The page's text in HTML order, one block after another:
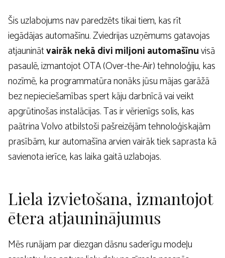
Šis uzlabojums nav paredzēts tikai tiem, kas rīt
iegādājas automašīnu. Zviedrijas uzņēmums gatavojas
atjauninātvairāk nekā divi miljoni automašīnuvisā
pasaulē, izmantojot OTA (Over-the-Air) tehnoloģiju, kas
nozīmē, ka programmatūra nonāks jūsu mājas garāžā
bez nepieciešamības spert kāju darbnīcā vai veikt
apgrūtinošas instalācijas. Tas ir vērienīgs solis, kas
paātrina Volvo atbilstoši pašreizējām tehnoloģiskajām
prasībām, kur automašīna arvien vairāk tiek saprasta kā
savienota ierīce, kas laika gaitā uzlabojas.
Liela izvietošana, izmantojot
ētera atjauninājumus
Mēs runājam par diezgan dāsnu saderīgu modeļu